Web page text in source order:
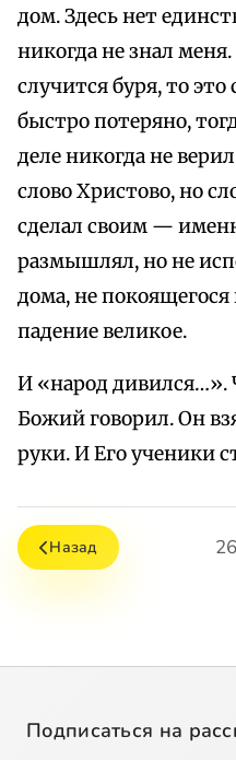
дом. Здесь нет
никогда не знал
случится буря, то
быстро потеряно,
деле никогда не
слово Христово, но
сделал своим —
размышлял, но не
дома, не покоящегося
падение великое.
И «народ
Божий говорил. Он
руки. И Его ученики
Назад
Подписаться на